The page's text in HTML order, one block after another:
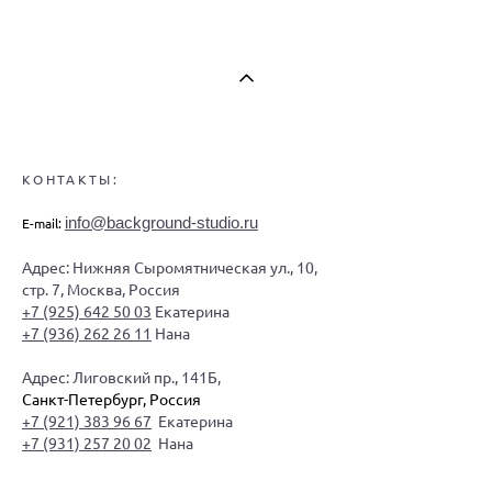
КОНТАКТЫ:
E-mail: info@background-studio.ru
Адрес: Нижняя Сыромятническая ул., 10,
стр. 7, Москва, Россия
+7 (925) 642 50 03 Екатерина
+7 (936) 262 26 11 Нана
Адрес: Лиговский пр., 141Б,
Санкт-Петербург, Россия
+7 (921) 383 96 67 Екатерина
+7 (931) 257 20 02 Нана